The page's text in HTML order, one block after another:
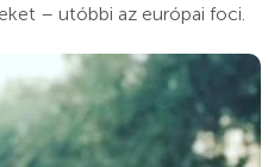
– utóbbi az európai foci.